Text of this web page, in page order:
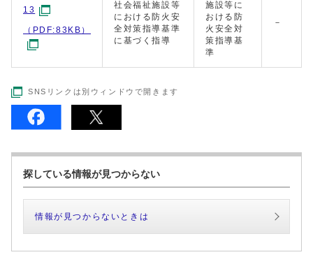
13
（PDF:83KB）
社会福祉施設等
における防火安
全対策指導基準
に基づく指導
施設等に
おける防
火安全対
策指導基
準
－
SNSリンクは別ウィンドウで開きます
探している情報が見つからない
情報が見つからないときは